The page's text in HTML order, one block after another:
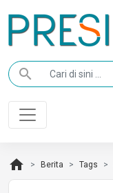
search
home Berita Tags